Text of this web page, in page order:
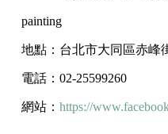
painting
地點：台北市大同區赤峰
電話：02-25599260
網站： https://